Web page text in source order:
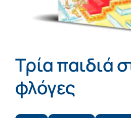
Τρία παιδιά
φλόγες